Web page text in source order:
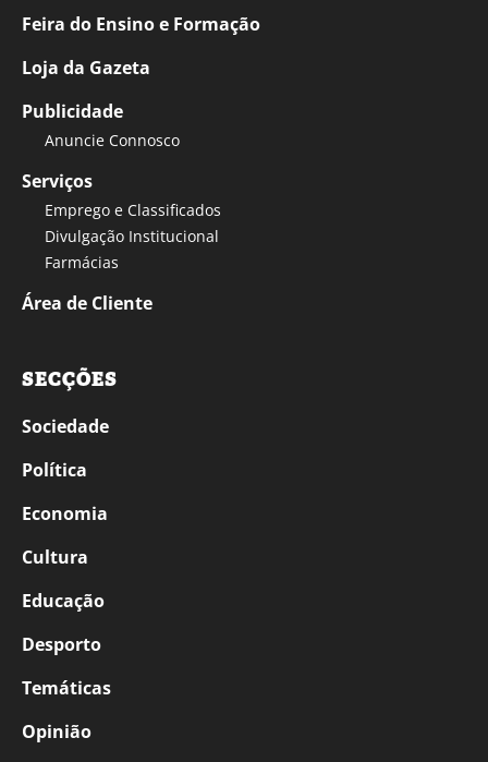
Feira do Ensino e Formação
Loja da Gazeta
Publicidade
Anuncie Connosco
Serviços
Emprego e Classificados
Divulgação Institucional
Farmácias
Área de Cliente
SECÇÕES
Sociedade
Política
Economia
Cultura
Educação
Desporto
Temáticas
Opinião